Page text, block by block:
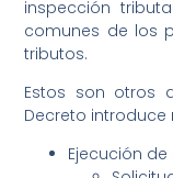
inspección
comunes de los
tributos.
Estos son otros
Decreto introduce
Ejecución